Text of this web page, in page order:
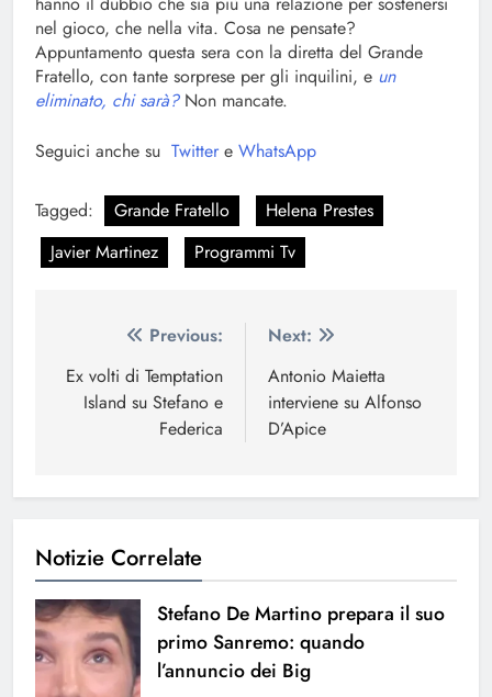
nel gioco, che nella vita. Cosa ne pensate?
Appuntamento questa sera con la diretta del Grande
Fratello, con tante sorprese per gli inquilini, e un
eliminato, chi sarà?Non mancate.
Seguici anche su Twitter e WhatsApp
Tagged: Grande Fratello
Helena Prestes
Javier Martinez
Programmi Tv
Navigazione
articoli
Previous:
Ex volti di Temptation
Island su Stefano e
Federica
Next:
Antonio Maietta
interviene su Alfonso
D’Apice
Notizie Correlate
Stefano De Martino prepara il suo
primo Sanremo: quando
l’annuncio dei Big